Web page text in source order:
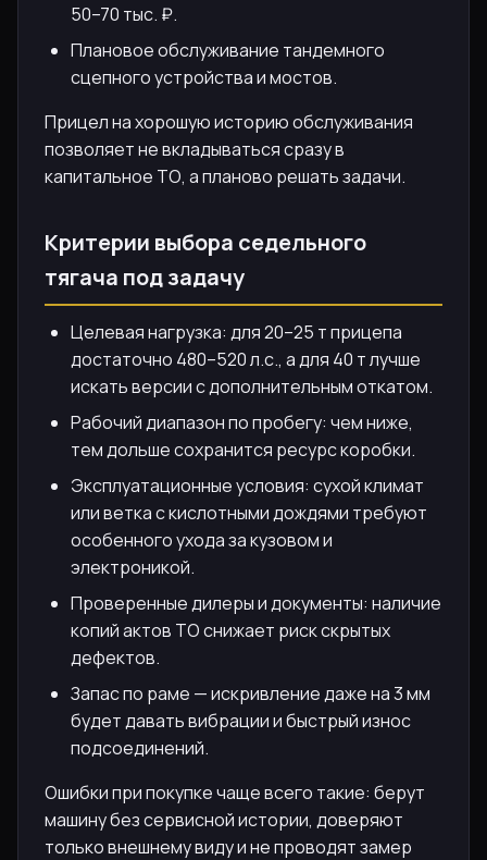
50–70 тыс. ₽.
Плановое обслуживание тандемного
сцепного устройства и мостов.
Прицел на хорошую историю обслуживания
позволяет не вкладываться сразу в
капитальное ТО, а планово решать задачи.
Критерии выбора седельного
тягача под задачу
Целевая нагрузка: для 20–25 т прицепа
достаточно 480–520 л.с., а для 40 т лучше
искать версии с дополнительным откатом.
Рабочий диапазон по пробегу: чем ниже,
тем дольше сохранится ресурс коробки.
Эксплуатационные условия: сухой климат
или ветка с кислотными дождями требуют
особенного ухода за кузовом и
электроникой.
Проверенные дилеры и документы: наличие
копий актов ТО снижает риск скрытых
дефектов.
Запас по раме — искривление даже на 3 мм
будет давать вибрации и быстрый износ
подсоединений.
Ошибки при покупке чаще всего такие: берут
машину без сервисной истории, доверяют
только внешнему виду и не проводят замер